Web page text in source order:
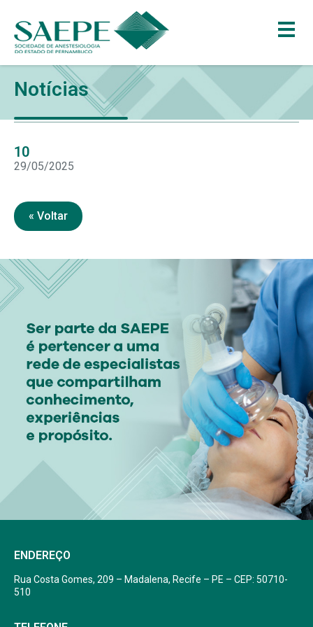
Notícias
10
29/05/2025
« Voltar
ENDEREÇO
Rua Costa Gomes, 209 – Madalena, Recife – PE – CEP: 50710-
510